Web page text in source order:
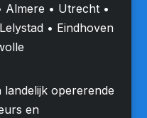
Almere • Utrecht •
• Eindhoven
landelijk opererende
en